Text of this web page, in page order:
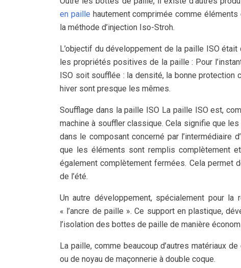
en paille hautement comprimée comme
la méthode d’injection Iso-Stroh.
L’objectif du développement de la paille ISO
les propriétés positives de la paille : Pour
ISO soit soufflée : la densité, la bonne protection
hiver sont presque les mêmes.
Soufflage dans la paille ISO La paille ISO est,
machine à souffler classique. Cela signifie que
dans le composant concerné par l’intermédiaire
que les éléments sont remplis complètement
également complètement fermées. Cela permet
de l’été.
Un autre développement, spécialement pour
« l’ancre de paille ». Ce support en plastique,
l’isolation des bottes de paille de manière
La paille, comme beaucoup d’autres matériaux
ou de noyau de maçonnerie à double coque.